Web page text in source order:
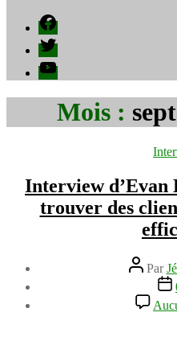
Facebook
Twitter
YouTube
Mois :
Interview d’Evan
trouver des
Auteur
de
l’article
Par